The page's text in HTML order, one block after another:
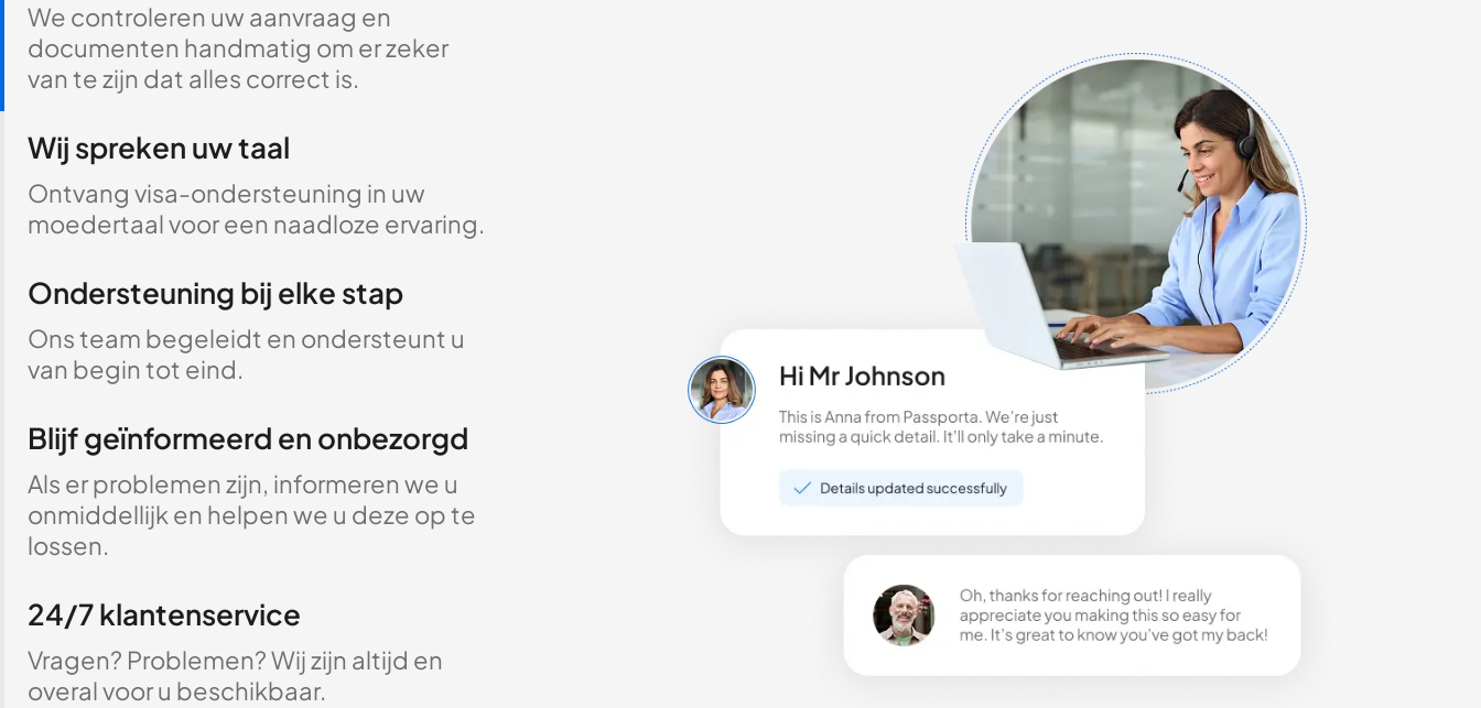
We controleren uw aanvraag en
documenten handmatig om er zeker
van te zijn dat alles correct is.
Wij spreken uw taal
Ontvang visa-ondersteuning in uw
moedertaal voor een naadloze ervaring.
Ondersteuning bij elke stap
Ons team begeleidt en ondersteunt u
van begin tot eind.
Blijf geïnformeerd en onbezorgd
Als er problemen zijn, informeren we u
onmiddellijk en helpen we u deze op te
lossen.
24/7 klantenservice
Vragen? Problemen? Wij zijn altijd en
overal voor u beschikbaar.